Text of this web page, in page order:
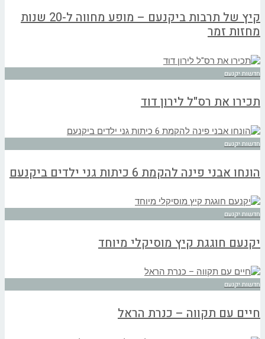
קיץ של תרבות ביקנעם – מופע מחווה ל-20 שנות
מחזות זמר
חדשות יקנעם
תכירו את רס"ל לירון דוד
חדשות יקנעם
הונחו אבני פינה להקמת 6 כיתות גני ילדים ביקנעם
חדשות יקנעם
יקנעם חוגגת קיץ מוסיקלי מיוחד
חדשות יקנעם
חיים עם תקווה – כנרת הראל